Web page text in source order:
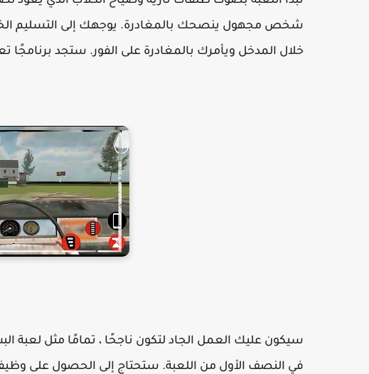
شخص مجهول ينصحك بالمغادرة. يوجهك إلى التسليم
خلال المدخل ويأمرك بالمغادرة على الفور. ستجد
سيكون عليك العمل الجاد لتكون ناجحًا ، تمامًا مثل لعبة
في النصف الأول من اللعبة. ستحتاج إلى الحصول على